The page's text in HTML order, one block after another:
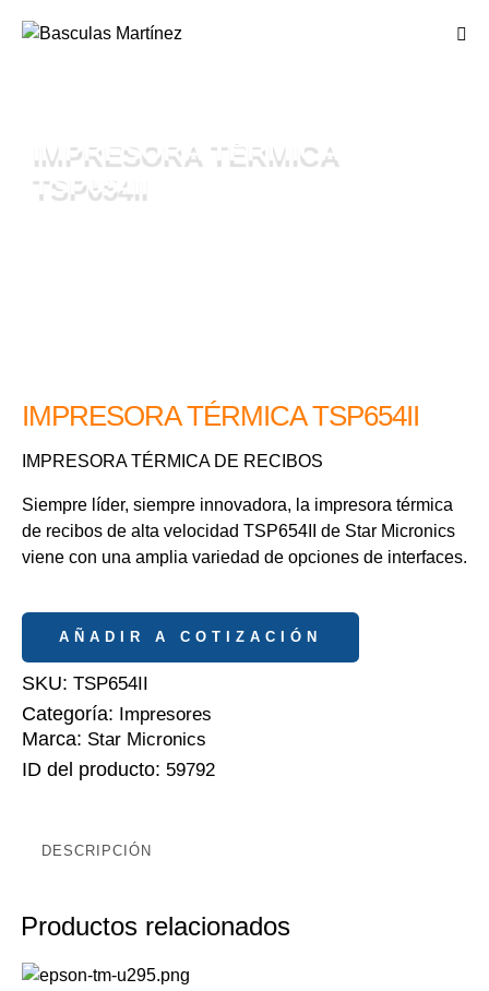
IMPRESORA TÉRMICA
TSP654II
IMPRESORA TÉRMICA TSP654II
IMPRESORA TÉRMICA DE RECIBOS
Siempre líder, siempre innovadora, la impresora térmica
de recibos de alta velocidad TSP654II de Star Micronics
viene con una amplia variedad de opciones de interfaces.
AÑADIR A COTIZACIÓN
SKU: TSP654II
Categoría: Impresores
Marca: Star Micronics
ID del producto: 59792
DESCRIPCIÓN
Productos relacionados